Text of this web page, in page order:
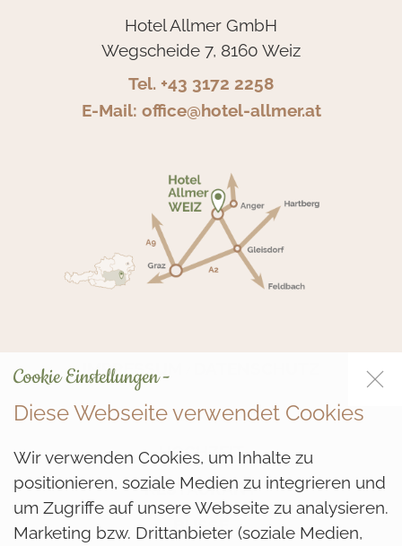
Hotel Allmer GmbH
Wegscheide 7, 8160 Weiz
Tel. +43 3172 2258
E-Mail: office@hotel-allmer.at
IMPRESSUM
HOTEL ALLMER
HOCHZEIT
RESTAURANT
BUSSE
Cookie Einstellungen -
Diese Webseite verwendet Cookies
Wir verwenden Cookies, um Inhalte zu
positionieren, soziale Medien zu integrieren und
um Zugriffe auf unsere Webseite zu analysieren.
Marketing bzw. Drittanbieter (soziale Medien,